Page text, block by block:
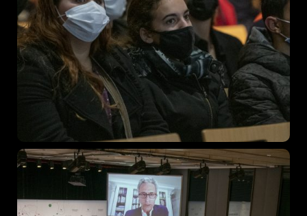
When
Sunday to Wednesday
December 23 to 26, 2022
Where
467 Davidson ave
Los Angeles CA 95716
Get directions